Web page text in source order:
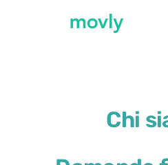
Chi
Tutte le